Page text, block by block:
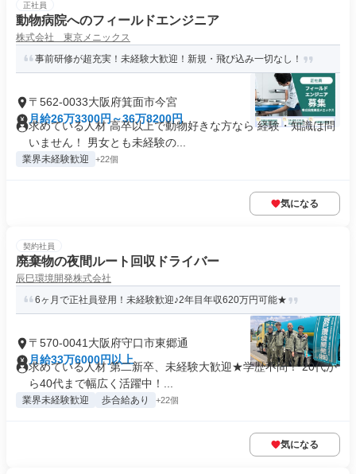
正社員
動物病院へのフィールドエンジニア
株式会社 東京メニックス
事前研修が超充実！未経験大歓迎！新規・飛び込み一切なし！
〒562-0033大阪府箕面市今宮
月給26万3300円～36万8200円
求めている人材 高卒以上で動物好きな方なら 経験・知識は問
いません！ 男女とも未経験の...
業界未経験歓迎 +22個
気になる
契約社員
廃棄物の夜間ルート回収ドライバー
辰巳環境開発株式会社
6ヶ月で正社員登用！未経験歓迎♪2年目年収620万円可能★
〒570-0041大阪府守口市東郷通
月給33万6000円以上
求めている人材 第二新卒、未経験大歓迎★学歴不問！ 20代か
ら40代まで幅広く活躍中！...
業界未経験歓迎 歩合給あり +22個
気になる